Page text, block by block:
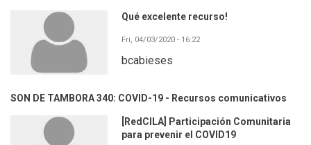
Qué excelente recurso!
Fri, 04/03/2020 - 16:22
bcabieses
SON DE TAMBORA 340: COVID-19 - Recursos comunicativos
[RedCILA] Participación Comunitaria
para prevenir el COVID19